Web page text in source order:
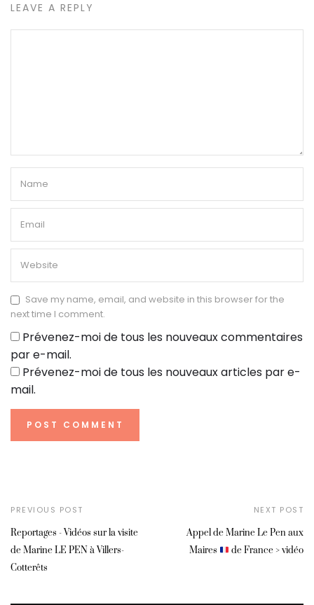
LEAVE A REPLY
Save my name, email, and website in this browser for the
next time I comment.
Prévenez-moi de tous les nouveaux commentaires
par e-mail.
Prévenez-moi de tous les nouveaux articles par e-
mail.
PREVIOUS POST
Reportages - Vidéos sur la visite
de Marine LE PEN à Villers-
Cotterêts
NEXT POST
Appel de Marine Le Pen aux
Maires
de France > vidéo